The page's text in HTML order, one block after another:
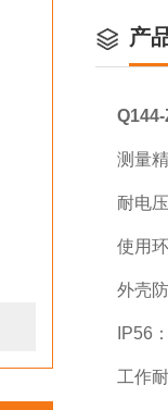
产
测量
耐电
使用
外壳
IP56
工作